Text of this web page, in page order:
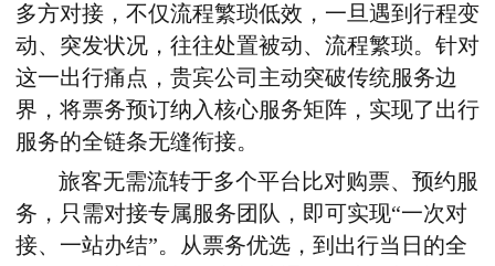
多方对接 ， 不仅流程繁琐低效 ， 一旦遇到 行程变
动、 突发状况 ， 往往处置被动、流程繁琐。针对
这一出行痛点，贵宾公司主动突破传统服务边
界，将票务预订纳入核心服务矩阵， 实现了出行
服务的全链条无缝衔接。
旅客无需流转于多个平台比对购票、预约服
务， 只需对接专属服务团队，即可实现“一次对
接、一站办结”。从票务优选 ， 到出行当日的全